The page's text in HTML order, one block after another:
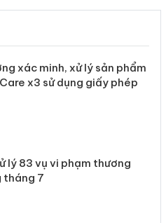
xác minh, xử lý sản phẩm
x3 sử dụng giấy phép
lý 83 vụ vi phạm thương
tháng 7